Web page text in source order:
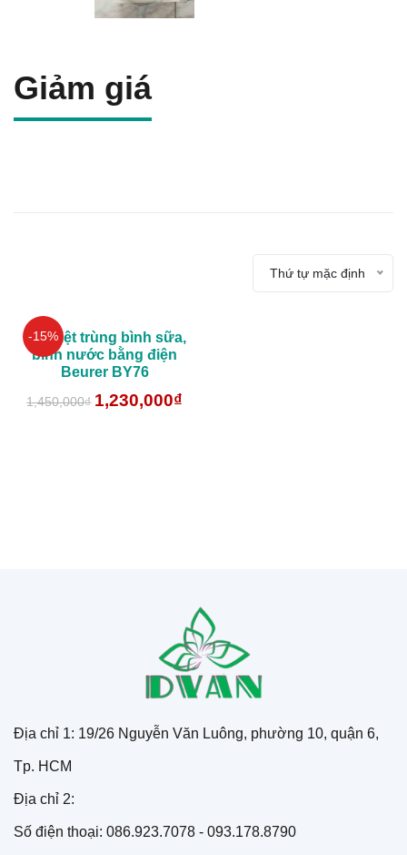
Giảm giá
Thứ tự mặc định
-15%
Máy tiệt trùng bình sữa,
bình nước bằng điện
Beurer BY76
1,450,000₫ 1,230,000₫
Địa chỉ 1: 19/26 Nguyễn Văn Luông, phường 10, quận 6,
Tp. HCM
Địa chỉ 2:
Số điện thoại: 086.923.7078 - 093.178.8790